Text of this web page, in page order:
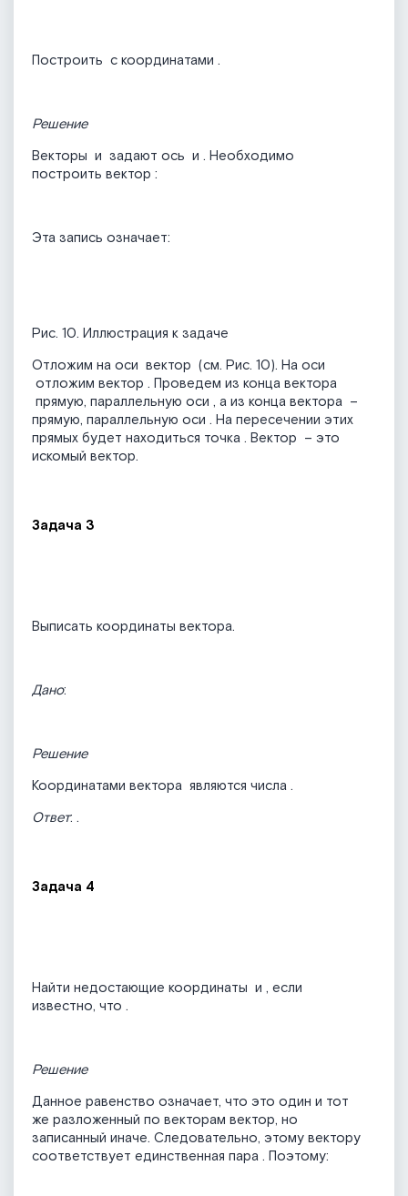
Построить с координатами .
Решение
Векторы и задают ось и . Необходимо
построить вектор :
Эта запись означает:
Рис. 10. Иллюстрация к задаче
Отложим на оси вектор (см. Рис. 10). На оси
отложим вектор . Проведем из конца вектора
прямую, параллельную оси , а из конца вектора –
прямую, параллельную оси . На пересечении этих
прямых будет находиться точка . Вектор – это
искомый вектор.
Задача 3
Выписать координаты вектора.
Дано:
Решение
Координатами вектора являются числа .
Ответ: .
Задача 4
Найти недостающие координаты и , если
известно, что .
Решение
Данное равенство означает, что это один и тот
же разложенный по векторам вектор, но
записанный иначе. Следовательно, этому вектору
соответствует единственная пара . Поэтому: